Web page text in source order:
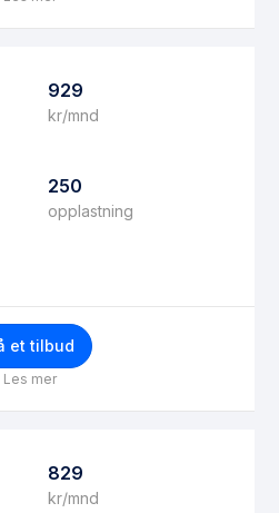
929
kr/mnd
250
opplastning
et tilbud
Les mer
829
kr/mnd